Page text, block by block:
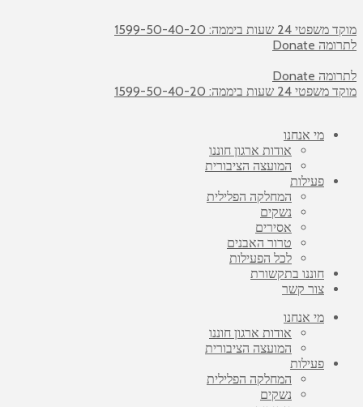
מוקד משפטי 24 שעות ביממה: 1599-50-40-20
לתרומה Donate
לתרומה Donate
מוקד משפטי 24 שעות ביממה: 1599-50-40-20
מי אנחנו
אודות ארגון חוננו
המועצה הציבורית
פעילות
המחלקה הפלילית
נשקים
אסירים
טרור האבנים
לכל הפעילות
חוננו בתקשורת
צור קשר
מי אנחנו
אודות ארגון חוננו
המועצה הציבורית
פעילות
המחלקה הפלילית
נשקים